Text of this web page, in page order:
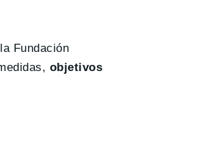
Fundación
objetivos